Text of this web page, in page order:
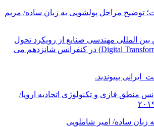
توضیح مراحل پولشویی به زبان ساده/ مریم
المللی مهندسی صنایع از رویکرد تحول
دیجیتال (Digital Transformation) در کنفرانس شانزدهم می
بپیوندید.
منطق فازی و تکنولوژی اتحادیه اروپا/
زبان ساده/ امیر شاملویی